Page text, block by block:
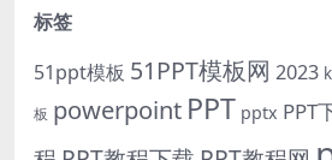
标签
51ppt模板 51PPT模板网 2023
板 powerpoint PPT pptx PPT